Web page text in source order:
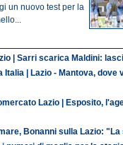
un nuovo test per la
| Sarri scarica Maldini:
Italia | Lazio - Mantova,
Lazio | Esposito,
Bonanni sulla Lazio: